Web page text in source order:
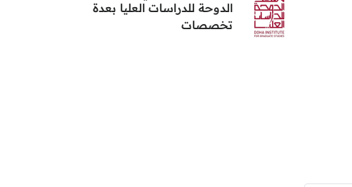
الدوحة للدراسات العليا بعدة
تخصصات